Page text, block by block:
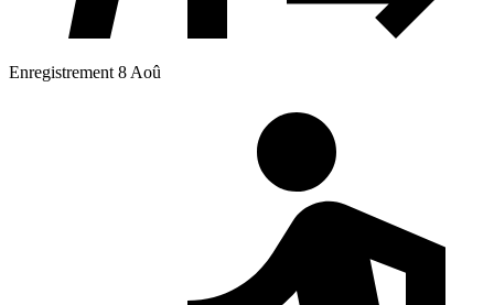
Enregistrement 8 Aoû